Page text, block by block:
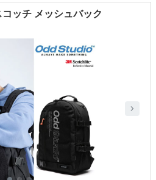
ッチ メッシュバック